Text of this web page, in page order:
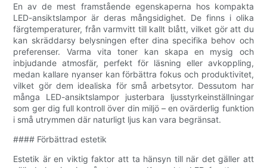
En av de mest framstående egenskaperna hos kompakta
LED-ansiktslampor är deras mångsidighet. De finns i olika
färgtemperaturer, från varmvitt till kallt blått, vilket gör att du
kan skräddarsy belysningen efter dina specifika behov och
preferenser. Varma vita toner kan skapa en mysig och
inbjudande atmosfär, perfekt för läsning eller avkoppling,
medan kallare nyanser kan förbättra fokus och produktivitet,
vilket gör dem idealiska för små arbetsytor. Dessutom har
många LED-ansiktslampor justerbara ljusstyrkeinställningar
som ger dig full kontroll över din miljö – en ovärderlig funktion
i små utrymmen där naturligt ljus kan vara begränsat.
#### Förbättrad estetik
Estetik är en viktig faktor att ta hänsyn till när det gäller att